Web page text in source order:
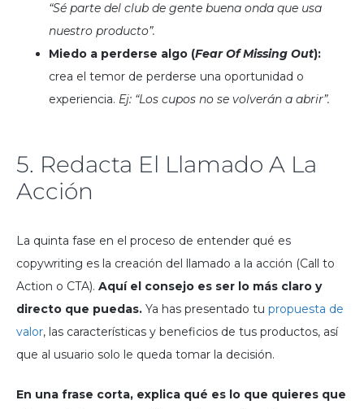
“Sé parte del club de gente buena onda que usa
nuestro producto”.
Miedo a perderse algo (Fear Of Missing Out):
crea el temor de perderse una oportunidad o
experiencia. Ej: “Los cupos no se volverán a abrir”.
5. Redacta El Llamado A La
Acción
La quinta fase en el proceso de entender qué es
copywriting es la creación del llamado a la acción (Call to
Action o CTA). Aquí el consejo es ser lo más claro y
directo que puedas. Ya has presentado tu propuesta de
valor, las características y beneficios de tus productos, así
que al usuario solo le queda tomar la decisión.
En una frase corta, explica qué es lo que quieres que